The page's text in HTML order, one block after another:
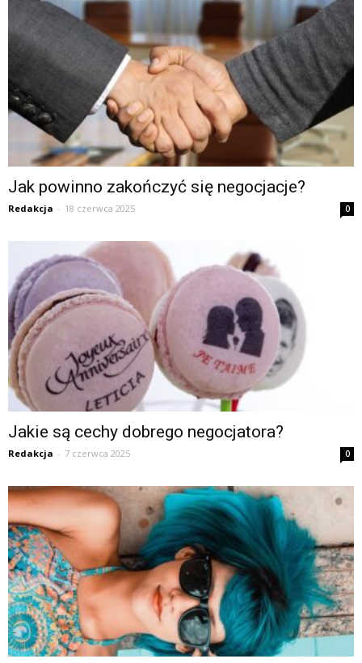
Jak powinno zakończyć się negocjacje?
Redakcja - 18 czerwca 2025 0
Jakie są cechy dobrego negocjatora?
Redakcja - 7 czerwca 2025 0